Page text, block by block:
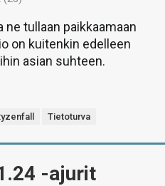
tullaan paikkaamaan
on kuitenkin edelleen
asian suhteen.
Tietoturva
-ajurit